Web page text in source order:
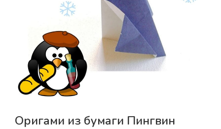
Оригами из бумаги Пингвин